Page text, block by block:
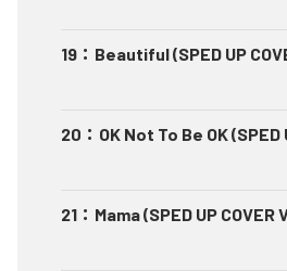
19 ： Beautiful (SPED UP
20 ： OK Not To Be OK (SPED
21 ： Mama (SPED UP COVER